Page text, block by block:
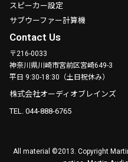
スピーカー設定
サブウーファー計算機
Contact Us
〒216-0033
神奈川県川崎市宮前区宮崎649-3
平日 9:30-18:30（土日祝休み）
株式会社オーディオブレインズ
TEL. 044-888-6765
All material ©2013. Copyright